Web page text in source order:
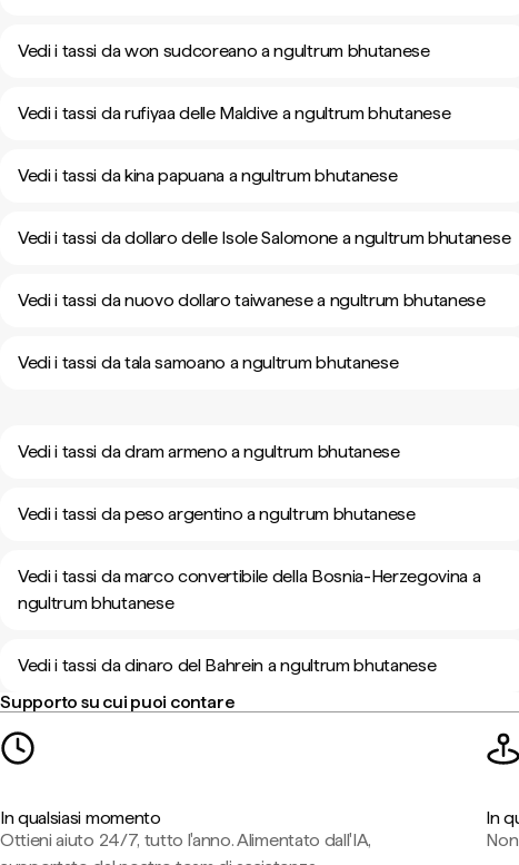
Vedi i tassi da won sudcoreano a ngultrum bhutanese
Vedi i tassi da rufiyaa delle Maldive a ngultrum bhutanese
Vedi i tassi da kina papuana a ngultrum bhutanese
Vedi i tassi da dollaro delle Isole Salomone a ngultrum bhutanese
Vedi i tassi da nuovo dollaro taiwanese a ngultrum bhutanese
Vedi i tassi da tala samoano a ngultrum bhutanese
Vedi i tassi da dram armeno a ngultrum bhutanese
Vedi i tassi da peso argentino a ngultrum bhutanese
Vedi i tassi da marco convertibile della Bosnia-Herzegovina a
ngultrum bhutanese
Vedi i tassi da dinaro del Bahrein a ngultrum bhutanese
Supporto su cui puoi contare
In qualsiasi momento
Ottieni aiuto 24/7, tutto l'anno. Alimentato dall'IA,
In